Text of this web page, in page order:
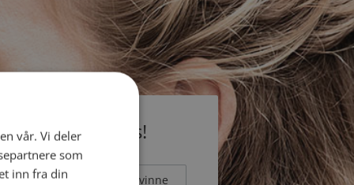
medlem gratis!
Mann Kvinne
vår. Vi deler
som
inn fra din